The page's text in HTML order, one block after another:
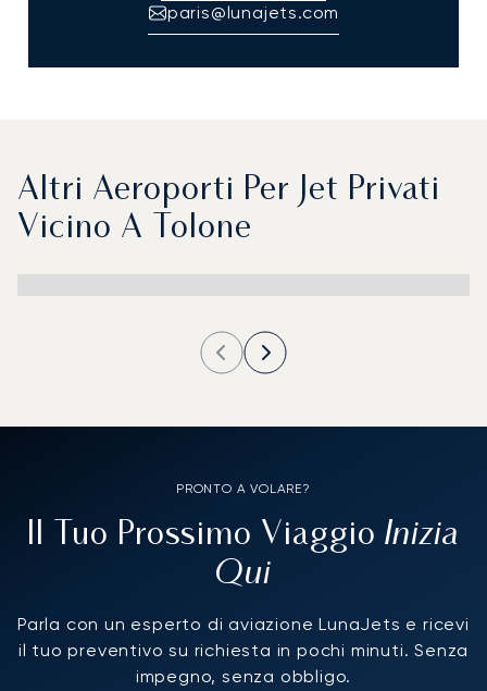
paris@lunajets.com
Altri Aeroporti Per Jet Privati
Vicino A Tolone
PRONTO A VOLARE?
Il Tuo Prossimo Viaggio Inizia
Qui
Parla con un esperto di aviazione LunaJets e ricevi
il tuo preventivo su richiesta in pochi minuti. Senza
impegno, senza obbligo.